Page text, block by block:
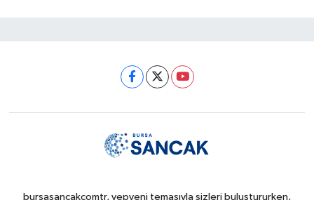
bursasancakcomtr, yepyeni temasıyla sizleri buluştururken,